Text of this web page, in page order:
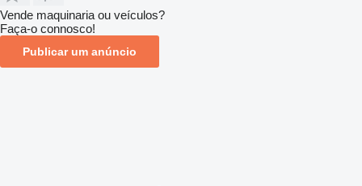
Vende maquinaria ou veículos?
Faça-o connosco!
Publicar um anúncio